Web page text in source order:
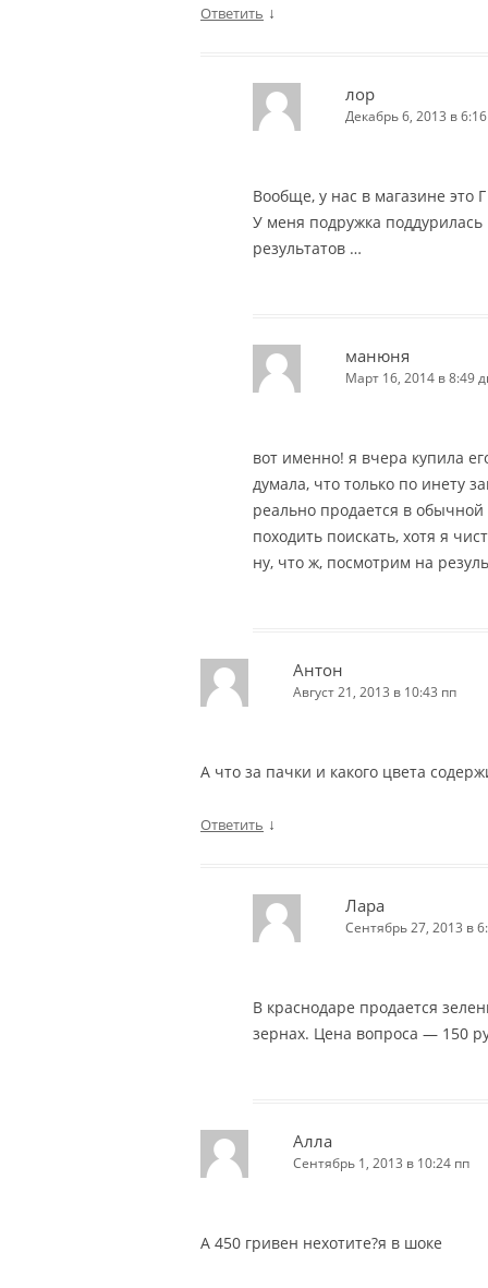
Ответить ↓
лор
Декабрь 6, 2013 в
Вообще, у нас в магазине это
У меня подружка поддурилась
результатов …
манюня
Март 16, 2014 в 8:49
вот именно! я вчера купила
думала, что только по инету
реально продается в
походить поискать, хотя я
ну, что ж, посмотрим на
Антон
Август 21, 2013 в 10:43 пп
А что за пачки и какого цвета
Ответить ↓
Лара
Сентябрь 27, 2013 в
В краснодаре продается
зернах. Цена вопроса — 150
Алла
Сентябрь 1, 2013 в 10:24 пп
А 450 гривен нехотите?я в шоке